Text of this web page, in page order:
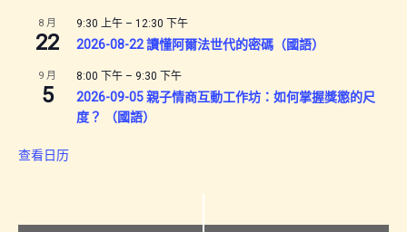
8 月
22
9:30 上午 – 12:30 下午
2026-08-22 讀懂阿爾法世代的密碼（國語）
9 月
5
8:00 下午 – 9:30 下午
2026-09-05 親子情商互動工作坊：如何掌握獎懲的尺
度？ （國語）
查看日历